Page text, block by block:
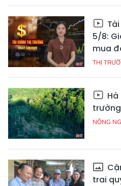
5/8:
mua
THỊ
NÔNG
trai